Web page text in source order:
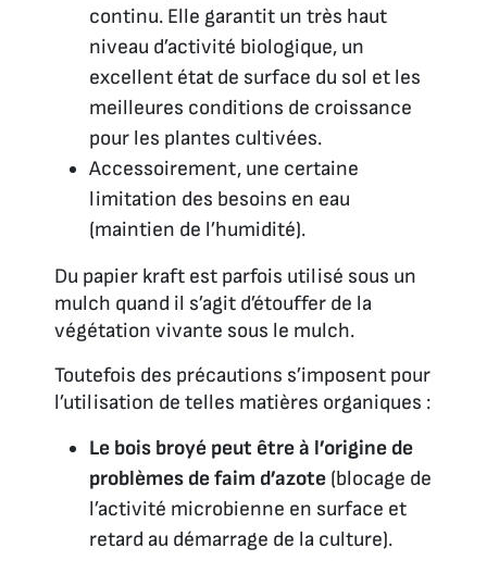
continu. Elle garantit un très haut
niveau d’activité biologique, un
excellent état de surface du sol et les
meilleures conditions de croissance
pour les plantes cultivées.
Accessoirement, une certaine
limitation des besoins en eau
(maintien de l’humidité).
Du papier kraft est parfois utilisé sous un
mulch quand il s’agit d’étouffer de la
végétation vivante sous le mulch.
Toutefois des précautions s’imposent pour
l’utilisation de telles matières organiques :
Le bois broyé peut être à l’origine de
problèmes de faim d’azote (blocage de
l’activité microbienne en surface et
retard au démarrage de la culture).